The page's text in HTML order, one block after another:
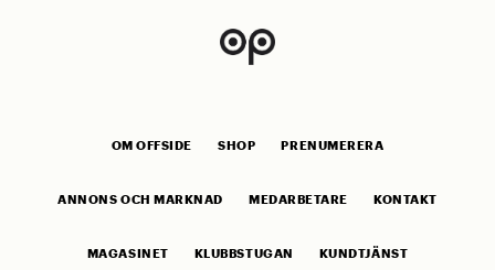
OM OFFSIDE SHOP PRENUMERERA
ANNONS OCH MARKNAD MEDARBETARE KONTAKT
MAGASINET KLUBBSTUGAN KUNDTJÄNST